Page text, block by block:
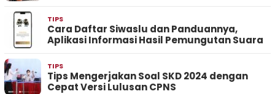
TIPS
Cara Daftar Siwaslu dan Panduannya,
Aplikasi Informasi Hasil Pemungutan Suara
TIPS
Tips Mengerjakan Soal SKD 2024 dengan
Cepat Versi Lulusan CPNS